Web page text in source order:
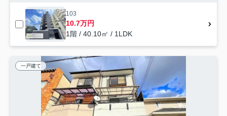
103
10.7万円
1階 / 40.10㎡ / 1LDK
一戸建て